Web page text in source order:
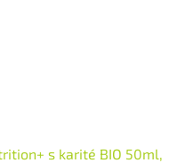
s karité BIO 50ml,